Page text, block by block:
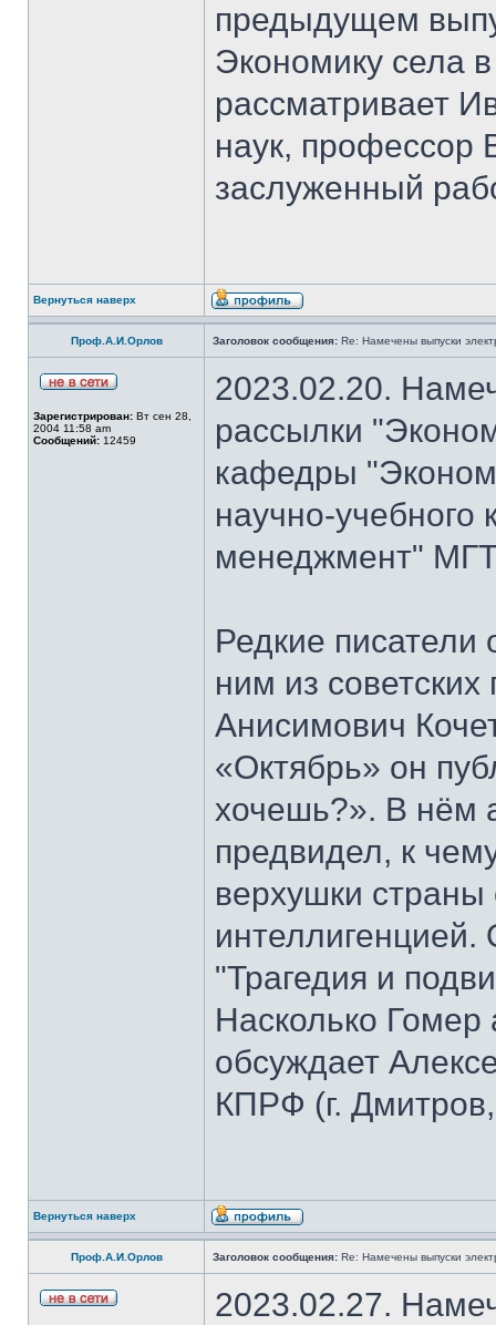
предыдущем
Экономику села в
рассматривает
наук, профессор
заслуженный
Вернуться наверх
Проф.А.И.Орлов Заголовок сообщения: Re: Намечены выпуски
Зарегистрирован: Вт сен 28,
2004 11:58 am
Сообщений: 12459
2023.02.20.
рассылки
кафедры
научно-
менеджмент"
Редкие
ним из
Анисимович
«Октябрь» он
хочешь?». В нём
предвидел, к
верхушки
"Трагедия и
Насколько Гомер
обсуждает
КПРФ (г.
Вернуться наверх
Проф.А.И.Орлов Заголовок сообщения: Re: Намечены выпуски
2023.02.27.